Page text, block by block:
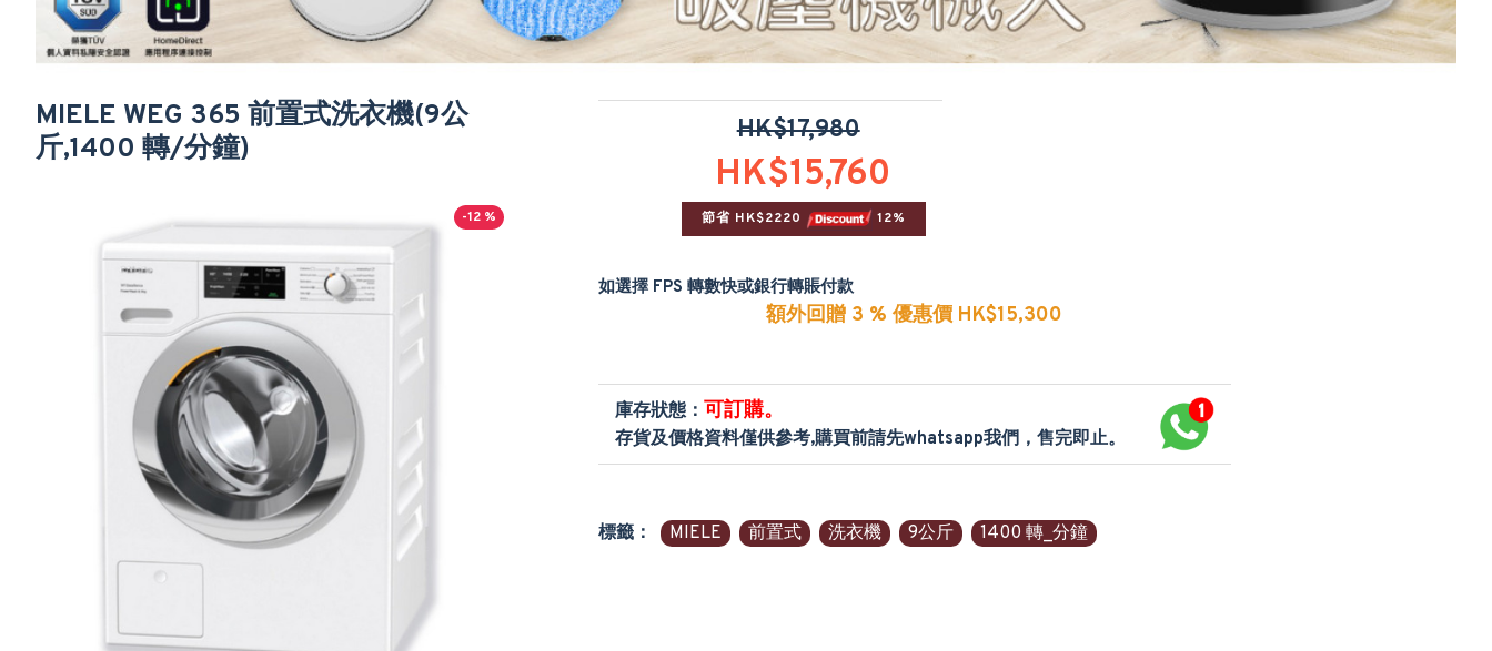
MIELE WEG 365 前置式洗衣機(9公
斤,1400 轉/分鐘)
-12 %
HK$15,760
HK$17,980
節省 HK$2220 12%
如選擇 FPS 轉數快或銀行轉賬付款
額外回贈 3 % 優惠價 HK$15,300
庫存狀態： 可訂購。
存貨及價格資料僅供參考,購買前請先whatsapp我們，售完即止。
標籤： MIELE 前置式 洗衣機 9公斤 1400 轉_分鐘